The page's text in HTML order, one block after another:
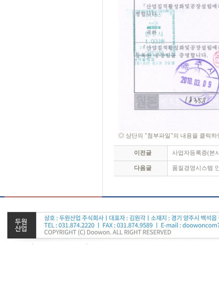
◎ 상단의 "첨부파일"의 내용을 클릭하
이전글 사업자등록증(본
다음글 품질경영시스템